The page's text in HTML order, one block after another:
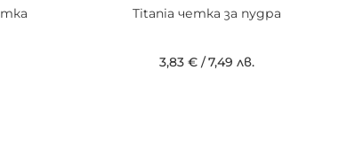
Titania четка за пудра
3,83 € /7,49 лв.